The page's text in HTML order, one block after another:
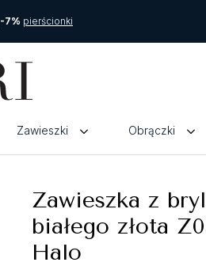
-7% pierścionki
Zawieszki Obrączki
Zawieszka z
białego złota
Halo